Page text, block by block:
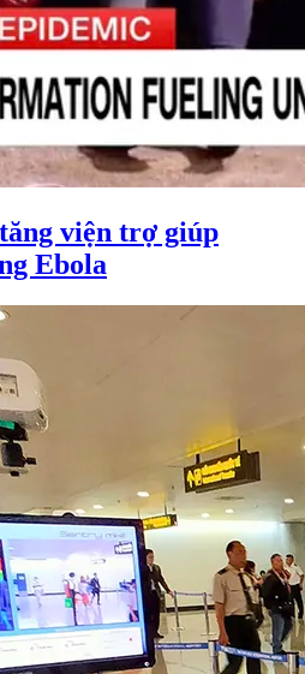
viện trợ giúp
Ebola